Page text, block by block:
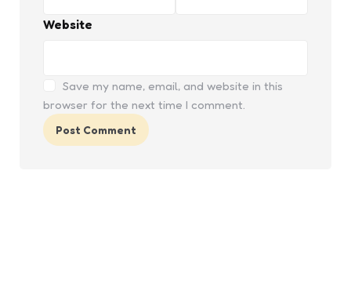
Website
Save my name, email, and website in this
browser for the next time I comment.